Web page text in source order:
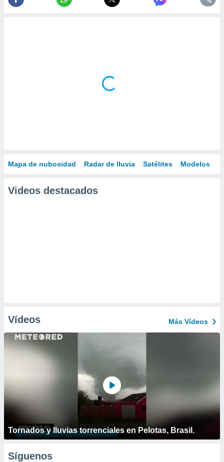
Mapa de nubosidad Radar de lluvia Satélites Modelos
Videos destacados
Vídeos Más Vídeos
Tornados y lluvias torrenciales en Pelotas, Brasil.
Síguenos